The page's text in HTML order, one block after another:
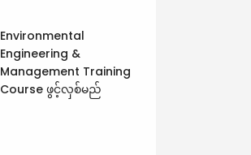
Environmental
Engineering &
Management Training
Course ဖွင့်လှစ်မည်